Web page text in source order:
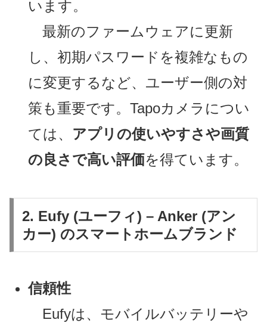
います。
最新のファームウェアに更新
し、初期パスワードを複雑なもの
に変更するなど、ユーザー側の対
策も重要です。Tapoカメラについ
ては、 アプリの使いやすさや画質
の良さで高い評価を得ています。
2. Eufy (ユーフィ) – Anker (アン
カー) のスマートホームブランド
信頼性
Eufyは、モバイルバッテリーや